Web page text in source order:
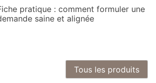
pratique : comment formuler une
saine et alignée
Tous les produits